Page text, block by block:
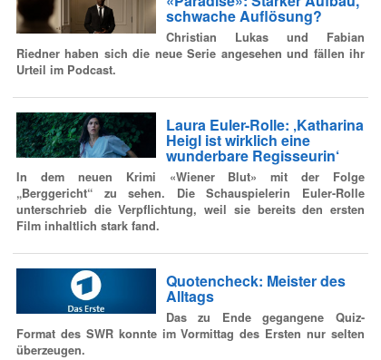
schwache Auflösung?
Christian Lukas und Fabian
Riedner haben sich die neue Serie angesehen und fällen ihr
Urteil im Podcast.
Laura Euler-Rolle: ‚Katharina
Heigl ist wirklich eine
wunderbare Regisseurin‘
In dem neuen Krimi «Wiener Blut» mit der Folge
„Berggericht“ zu sehen. Die Schauspielerin Euler-Rolle
unterschrieb die Verpflichtung, weil sie bereits den ersten
Film inhaltlich stark fand.
Quotencheck: Meister des
Alltags
Das zu Ende gegangene Quiz-
Format des SWR konnte im Vormittag des Ersten nur selten
überzeugen.